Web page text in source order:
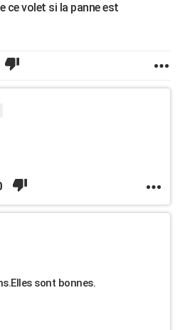
ce volet si la panne est
sont bonnes.